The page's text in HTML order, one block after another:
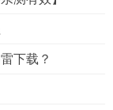
下载？